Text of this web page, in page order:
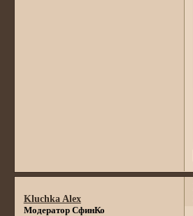
Kluchka Alex
Модератор СфинКо